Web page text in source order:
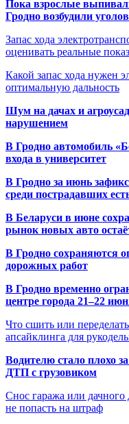
Пока взрослые
Гродно возбудили
Запас хода
оценивать реальные
Какой запас хода нужен
оптимальную дальность
Шум на дачах и
нарушением
В Гродно автомобиль
входа в университет
В Гродно за июнь
среди пострадавших
В Беларуси в июне
рынок новых авто
В Гродно сохраняются
дорожных работ
В Гродно временно
центре города 21–22
Что сшить или
апсайклинга для
Водителю стало плохо
ДТП с грузовиком
Снос гаража или дачного
не попасть на штраф